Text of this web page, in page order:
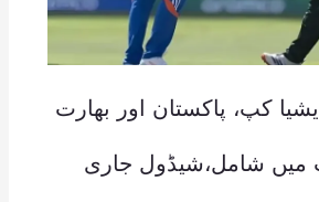
ٹی 20 ایشیا کپ، پاکستان اور بھارت
شامل،شیڈول جاری